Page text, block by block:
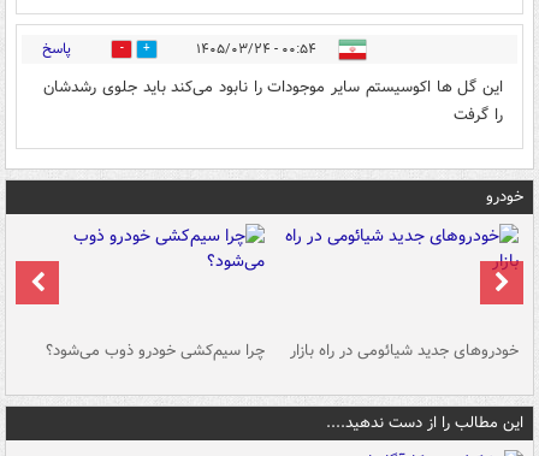
۰۰:۵۴ - ۱۴۰۵/۰۳/۲۴ 0 پاسخ
این گل ها اکوسیستم سایر موجودات را نابود می‌کند باید جلوی رشدشان
را گرفت
خودرو
خودروهای جدید شیائومی در راه بازار چرا سیم‌کشی خودرو ذوب می‌شود؟
این مطالب را از دست ندهید....